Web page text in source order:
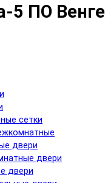
5 ПО Венге
сетки
двери
двери
двери